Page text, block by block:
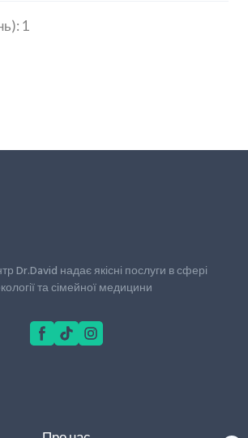
1
Dr.David надає якісні послуги в сфері
та сімейної медицини